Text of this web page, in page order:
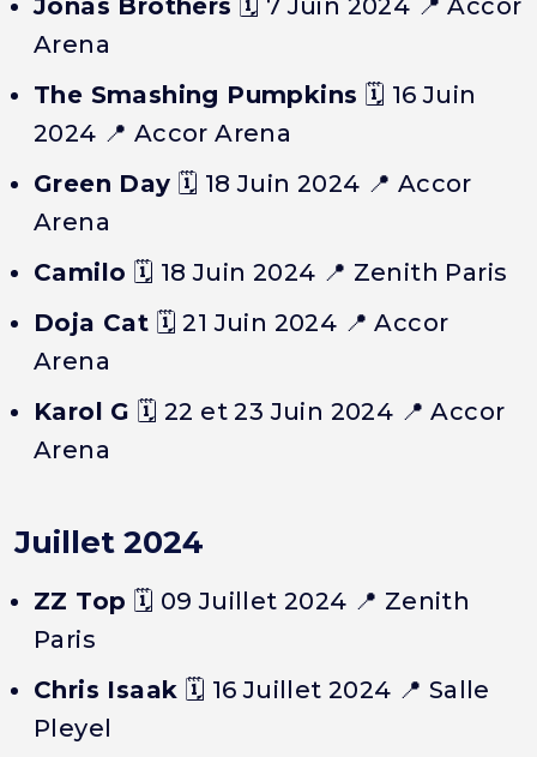
Jonas Brothers 🗓️ 7 Juin 2024 📍 Accor
Arena
The Smashing Pumpkins 🗓️ 16 Juin
2024 📍 Accor Arena
Green Day 🗓️ 18 Juin 2024 📍 Accor
Arena
Camilo 🗓️ 18 Juin 2024 📍 Zenith Paris
Doja Cat 🗓️21 Juin 2024 📍 Accor
Arena
Karol G 🗓️22 et 23 Juin 2024 📍 Accor
Arena
Juillet 2024
ZZ Top 🗓️ 09 Juillet 2024 📍 Zenith
Paris
Chris Isaak 🗓️ 16 Juillet 2024 📍 Salle
Pleyel